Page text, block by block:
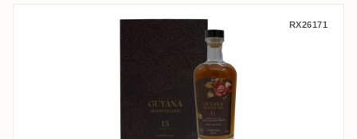
Nobilis Diamond No. 54 Savalle StillRX26171